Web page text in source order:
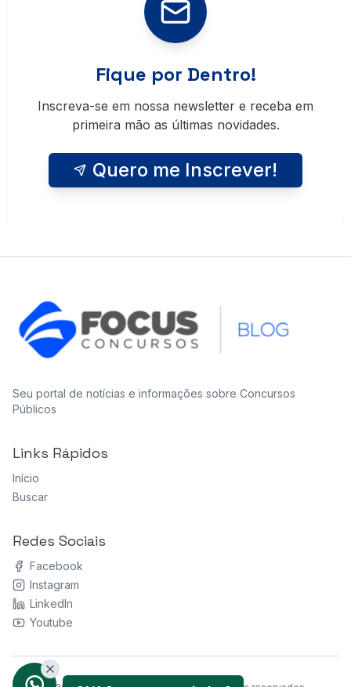
Fique por Dentro!
Inscreva-se em nossa newsletter e receba em
primeira mão as últimas novidades.
Quero me Inscrever!
Seu portal de notícias e informações sobre Concursos
Públicos
Links Rápidos
Início
Buscar
Redes Sociais
Facebook
Instagram
LinkedIn
Youtube